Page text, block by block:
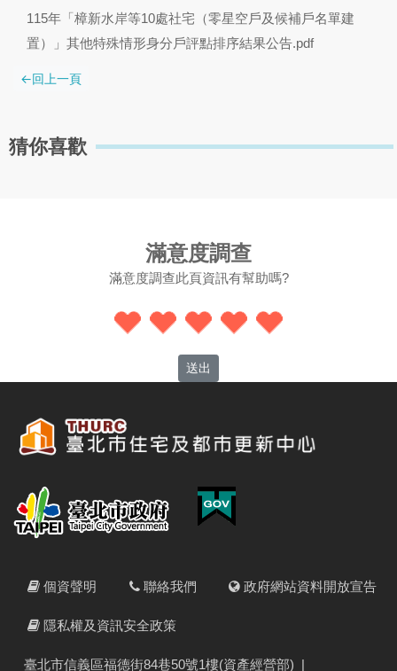
115年「樟新水岸等10處社宅（零星空戶及候補戶名單建
置）」其他特殊情形身分戶評點排序結果公告.pdf
猜你喜歡
滿意度調查
滿意度調查此頁資訊有幫助嗎?
送出
個資聲明 聯絡我們 政府網站資料開放宣告
隱私權及資訊安全政策
臺北市信義區福德街84巷50號1樓(資產經營部) |